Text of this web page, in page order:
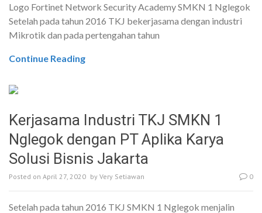
Logo Fortinet Network Security Academy SMKN 1 Nglegok
Setelah pada tahun 2016 TKJ bekerjasama dengan industri
Mikrotik dan pada pertengahan tahun
Continue Reading
Kerjasama Industri TKJ SMKN 1
Nglegok dengan PT Aplika Karya
Solusi Bisnis Jakarta
Posted on April 27, 2020 by Very Setiawan 0
Setelah pada tahun 2016 TKJ SMKN 1 Nglegok menjalin